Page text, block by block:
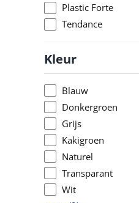
Plastic Forte
Tendance
Kleur
Blauw
Donkergroen
Grijs
Kakigroen
Naturel
Transparant
Wit